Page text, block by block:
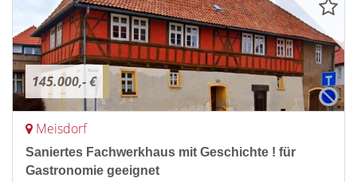
145.000,- €
Meisdorf
Saniertes Fachwerkhaus mit Geschichte ! für
Gastronomie geeignet